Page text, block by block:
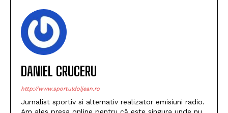
DANIEL CRUCERU
http://www.sportuldoljean.ro
Jurnalist sportiv si alternativ realizator emisiuni radio.
Am ales presa online pentru că este singura unde nu